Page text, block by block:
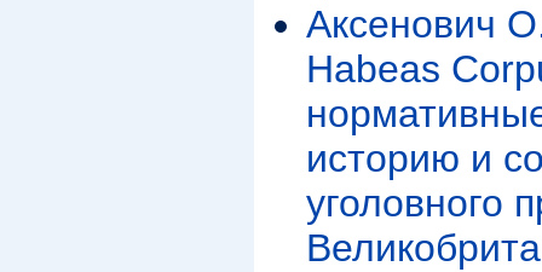
Аксенович
Habeas
историю и
уголовного